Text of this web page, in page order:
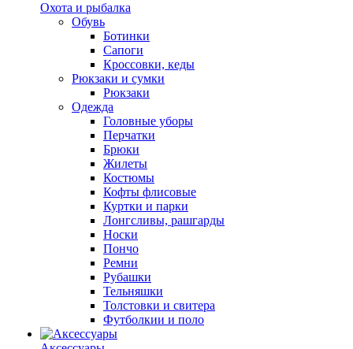
Охота и рыбалка
Обувь
Ботинки
Сапоги
Кроссовки, кеды
Рюкзаки и сумки
Рюкзаки
Одежда
Головные уборы
Перчатки
Брюки
Жилеты
Костюмы
Кофты флисовые
Куртки и парки
Лонгсливы, рашгарды
Носки
Пончо
Ремни
Рубашки
Тельняшки
Толстовки и свитера
Футболкии и поло